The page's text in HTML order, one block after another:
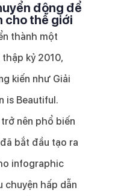
động để
cho thế giới
thành một
kỷ 2010,
kiến ​​như Giải
is Beautiful.
nên phổ biến
bắt đầu tạo ra
infographic
chuyện hấp dẫn